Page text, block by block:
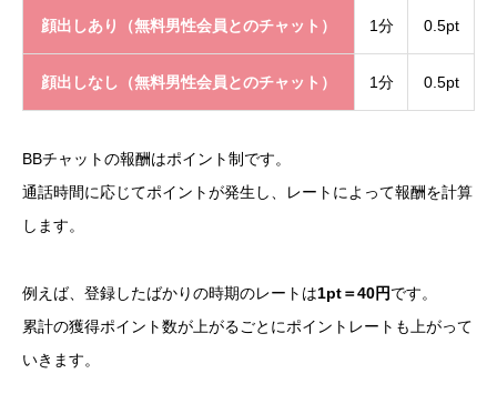
顔出しあり（無料男性会員とのチャット） 1分 0.5pt
顔出しなし（無料男性会員とのチャット） 1分 0.5pt
BBチャットの報酬はポイント制です。
通話時間に応じてポイントが発生し、レートによって報酬を計算
します。
例えば、登録したばかりの時期のレートは1pt＝40円です。
累計の獲得ポイント数が上がるごとにポイントレートも上がって
いきます。